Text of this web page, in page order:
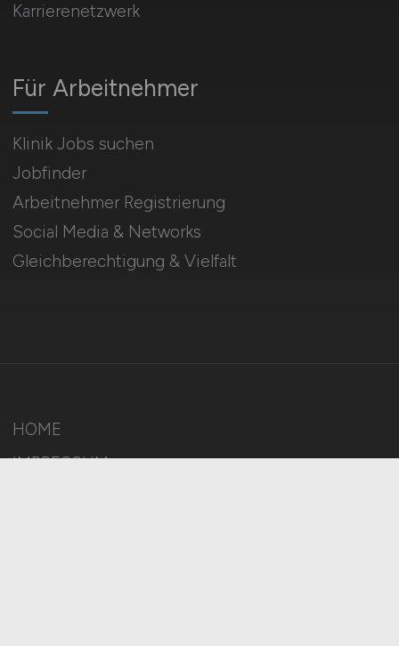
Für Arbeitnehmer
Klinik Jobs suchen
Jobfinder
Arbeitnehmer Registrierung
Social Media & Networks
Gleichberechtigung & Vielfalt
Karrierenetzwerk
HOME
IMPRESSUM